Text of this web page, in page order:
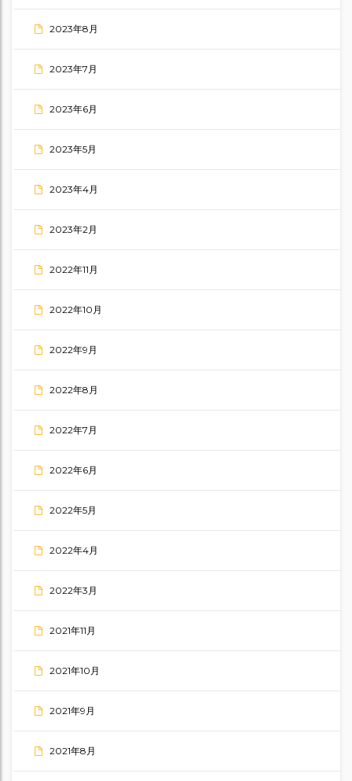
2023年8月
2023年7月
2023年6月
2023年5月
2023年4月
2023年2月
2022年11月
2022年10月
2022年9月
2022年8月
2022年7月
2022年6月
2022年5月
2022年4月
2022年3月
2021年11月
2021年10月
2021年9月
2021年8月